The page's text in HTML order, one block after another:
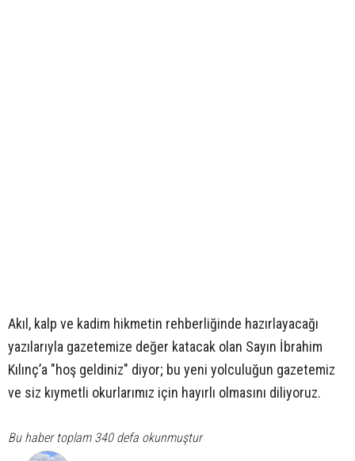
Akıl, kalp ve kadim hikmetin rehberliğinde hazırlayacağı
yazılarıyla gazetemize değer katacak olan Sayın İbrahim
Kılınç’a "hoş geldiniz" diyor; bu yeni yolculuğun gazetemiz
ve siz kıymetli okurlarımız için hayırlı olmasını diliyoruz.
Bu haber toplam 340 defa okunmuştur